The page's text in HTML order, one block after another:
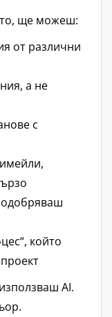
ще можеш:
от различни
а не
с
който
AI.